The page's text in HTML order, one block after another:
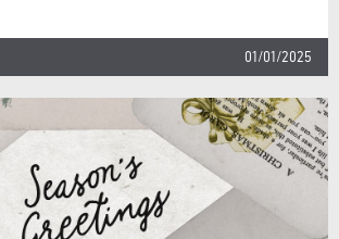
01/01/2025